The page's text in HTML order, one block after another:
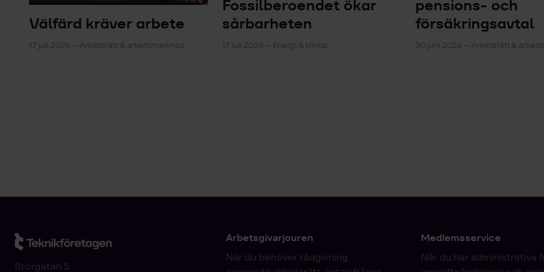
Välfärd kräver arbete
17 juli 2026 – Arbetsrätt & arbetsmarknad
Fossilberoendet ökar
sårbarheten
17 juli 2026 – Energi & klimat
pensions- och
försäkringsavtal
30 juni 2026 – Arbetsrätt &
Storgatan 5
Arbetsgivarjouren
När du behöver rådgivning
Medlemsservice
När du har administrativa